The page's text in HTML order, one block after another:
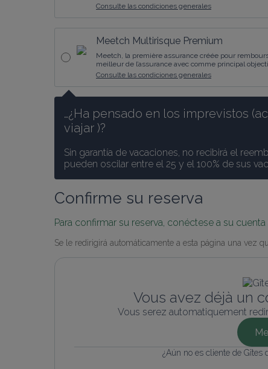
Consulte las condiciones generales
Meetch Multirisque Premium
Meetch, la première assurance créée pour
meilleur de l’assurance avec comme principal
Consulte las condiciones generales
…¿Ha pensado en los imprevistos
viajar )?
Sin garantía de vacaciones, no recibirá el
pueden oscilar entre el 25 y el 100% de sus
Confirme su reserva
Para confirmar su reserva, conéctese a su
Se le redirigirá automáticamente a esta página una vez
Vous avez déjà un
Vous serez automatiquement
¿Aún no es cliente de Gîtes